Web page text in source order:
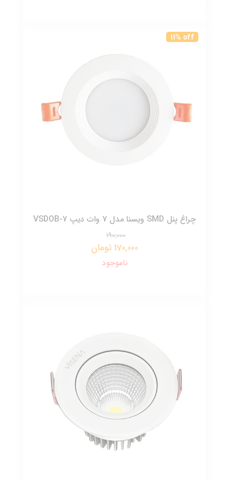
11% off
چراغ پنل SMD ویسنا مدل 7 وات دیپ VSDOB-7
190,000
170,000 تومان
ناموجود